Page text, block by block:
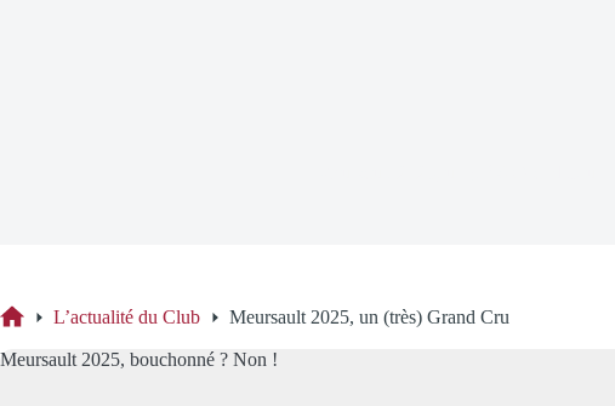
L’actualité du Club Meursault 2025, un (très) Grand Cru
Meursault 2025, bouchonné ? Non !